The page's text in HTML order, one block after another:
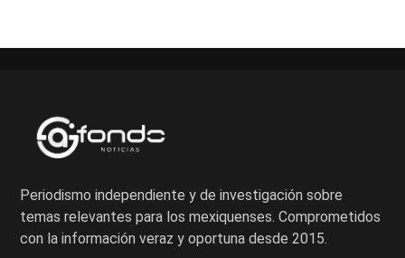
Periodismo independiente y de investigación sobre
temas relevantes para los mexiquenses. Comprometidos
con la información veraz y oportuna desde 2015.